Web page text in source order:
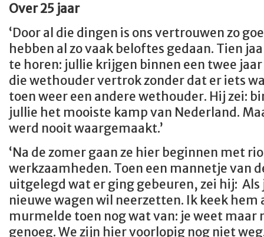
Over 25 jaar
‘Door al die dingen is ons vertrouwen zo
hebben al zo vaak beloftes gedaan. Tien
te horen: jullie krijgen binnen een twee
die wethouder vertrok zonder dat er iets
toen weer een andere wethouder. Hij zei:
jullie het mooiste kamp van Nederland.
werd nooit waargemaakt.’
‘Na de zomer gaan ze hier beginnen met
werkzaamheden. Toen een mannetje van
uitgelegd wat er ging gebeuren, zei hij: Als
nieuwe wagen wil neerzetten. Ik keek hem
murmelde toen nog wat van: je weet maar
genoeg. We zijn hier voorlopig nog niet